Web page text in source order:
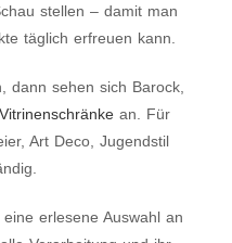
stellen – damit man
täglich erfreuen kann.
dann sehen sich Barock,
Vitrinenschränke an. Für
Art Deco, Jugendstil
erlesene Auswahl an